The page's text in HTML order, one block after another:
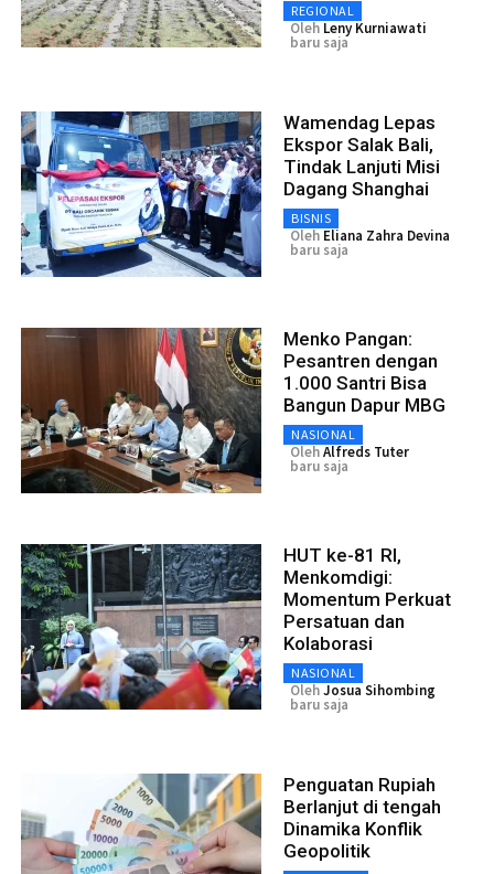
REGIONAL
Oleh Leny Kurniawati
baru saja
Wamendag Lepas
Ekspor Salak Bali,
Tindak Lanjuti Misi
Dagang Shanghai
BISNIS
Oleh Eliana Zahra Devina
baru saja
Menko Pangan:
Pesantren dengan
1.000 Santri Bisa
Bangun Dapur MBG
NASIONAL
OlehAlfreds Tuter
baru saja
HUT ke-81 RI,
Menkomdigi:
Momentum Perkuat
Persatuan dan
Kolaborasi
NASIONAL
OlehJosua Sihombing
baru saja
Penguatan Rupiah
Berlanjut di tengah
Dinamika Konflik
Geopolitik